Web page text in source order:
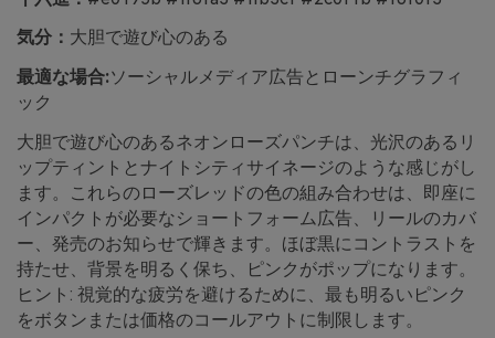
気分： 大胆で遊び心のある
最適な場合:ソーシャルメディア広告とローンチグラフィ
ック
大胆で遊び心のあるネオンローズパンチは、光沢のあるリ
ップティントとナイトシティサイネージのような感じがし
ます。これらのローズレッドの色の組み合わせは、即座に
インパクトが必要なショートフォーム広告、リールのカバ
ー、発売のお知らせで輝きます。ほぼ黒にコントラストを
持たせ、背景を明るく保ち、ピンクがポップになります。
ヒント: 視覚的な疲労を避けるために、最も明るいピンク
をボタンまたは価格のコールアウトに制限します。